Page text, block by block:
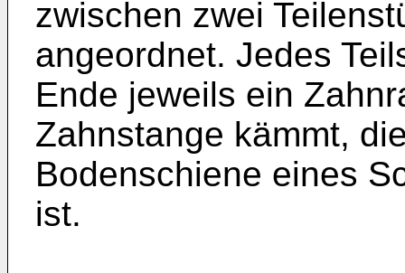
zwischen zwei
angeordnet. Jedes
Ende jeweils ein
Zahnstange kämmt,
Bodenschiene eines
ist.